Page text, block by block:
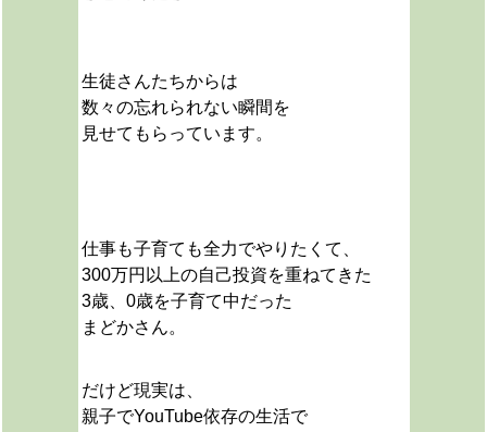
生徒さんたちからは
数々の忘れられない瞬間を
見せてもらっています。
仕事も子育ても全力でやりたくて、
300万円以上の自己投資を重ねてきた
3歳、0歳を子育て中だった
まどかさん。
だけど現実は、
親子でYouTube依存の生活で